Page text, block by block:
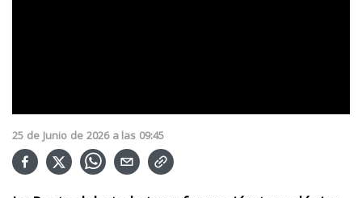
25 de Junio de 2026 a las 09:45